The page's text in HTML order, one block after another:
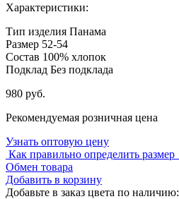
Характеристики:
Тип изделия Панама
Размер 52-54
Состав 100% хлопок
Подклад Без подклада
980 руб.
Рекомендуемая розничная цена
Узнать оптовую цену
Как правильно определить размер
Обмен товара
Добавить в корзину
Добавьте в заказ цвета по наличию: